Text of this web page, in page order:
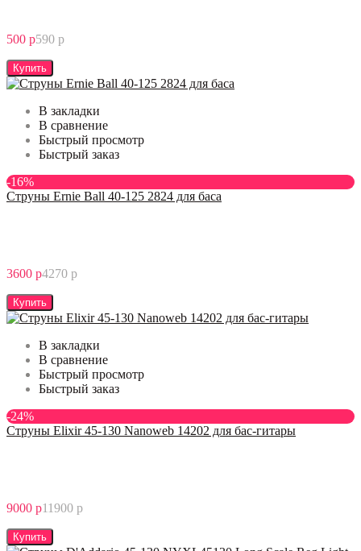
500 р590 р
Купить
В закладки
В сравнение
Быстрый просмотр
Быстрый заказ
-16%
Струны Ernie Ball 40-125 2824 для баса
3600 р4270 р
Купить
В закладки
В сравнение
Быстрый просмотр
Быстрый заказ
-24%
Струны Elixir 45-130 Nanoweb 14202 для бас-гитары
9000 р11900 р
Купить